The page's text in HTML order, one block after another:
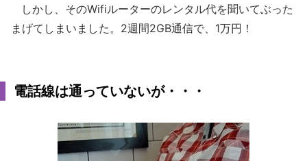
しかし、そのWifiルーターのレンタル代を聞いてぶった
まげてしまいました。2週間2GB通信で、1万円！
電話線は通っていないが・・・